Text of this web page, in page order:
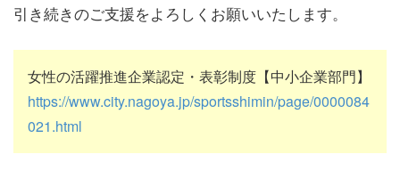
引き続きのご支援をよろしくお願いいたします。
女性の活躍推進企業認定・表彰制度【中小企業部門】
https://www.city.nagoya.jp/sportsshimin/page/0000084
021.html